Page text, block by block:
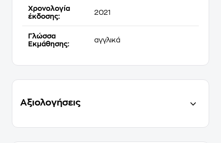
Χρονολογία
έκδοσης:
2021
Γλώσσα
Εκμάθησης:
αγγλικά
Αξιολογήσεις